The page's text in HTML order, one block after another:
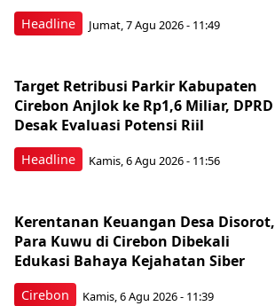
Headline Jumat, 7 Agu 2026 - 11:49
Headline
Target Retribusi Parkir Kabupaten
Cirebon Anjlok ke Rp1,6 Miliar, DPRD
Desak Evaluasi Potensi Riil
Kamis, 6 Agu 2026 - 11:56
Cirebon
Kerentanan Keuangan Desa Disorot,
Para Kuwu di Cirebon Dibekali
Edukasi Bahaya Kejahatan Siber
Kamis, 6 Agu 2026 - 11:39